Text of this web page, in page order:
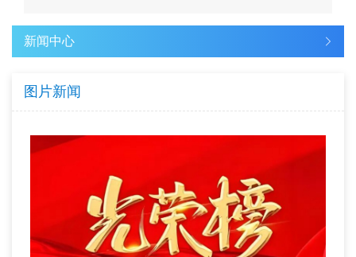
新闻中心
图片新闻